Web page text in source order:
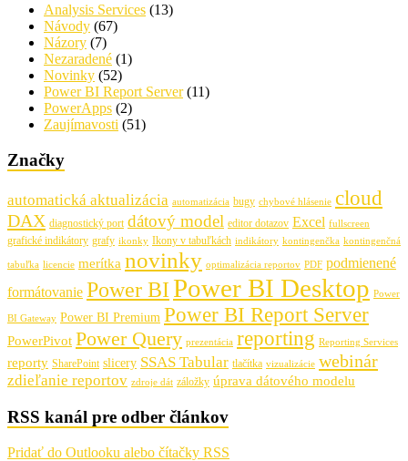
Analysis Services (13)
Návody (67)
Názory (7)
Nezaradené (1)
Novinky (52)
Power BI Report Server(11)
PowerApps (2)
Zaujímavosti (51)
Značky
automatická aktualizácia automatizácia bugy chybové hlásenie cloud
DAX diagnostický port dátový model editor dotazov Excel fullscreen
grafické indikátory grafy ikonky Ikony v tabuľkách indikátory kontingenčka kontingenčná
tabuľka licencie merítka novinky optimalizácia reportov PDF podmienené
formátovanie Power BIPower BI Desktop Power
BI Gateway Power BI Premium Power BI Report Server
PowerPivot Power Query prezentácia reporting Reporting Services
reporty SharePoint slicery SSAS Tabular tlačítka vizualizácie webinár
zdieľanie reportov zdroje dát záložky úprava dátového modelu
RSS kanál pre odber článkov
Pridať do Outlooku alebo čítačky RSS